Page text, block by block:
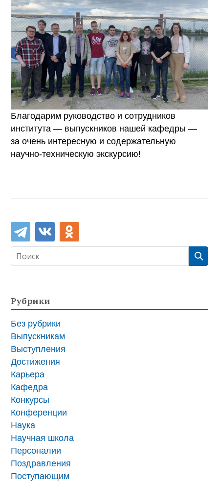
Благодарим руководство и сотрудников
института — выпускников нашей кафедры —
за очень интересную и содержательную
научно-техническую экскурсию!
Рубрики
Без рубрики
Выпускникам
Выступления
Достижения
Карьера
Кафедра
Конкурсы
Конференции
Наука
Научная школа
Персоналии
Поздравления
Поступающим